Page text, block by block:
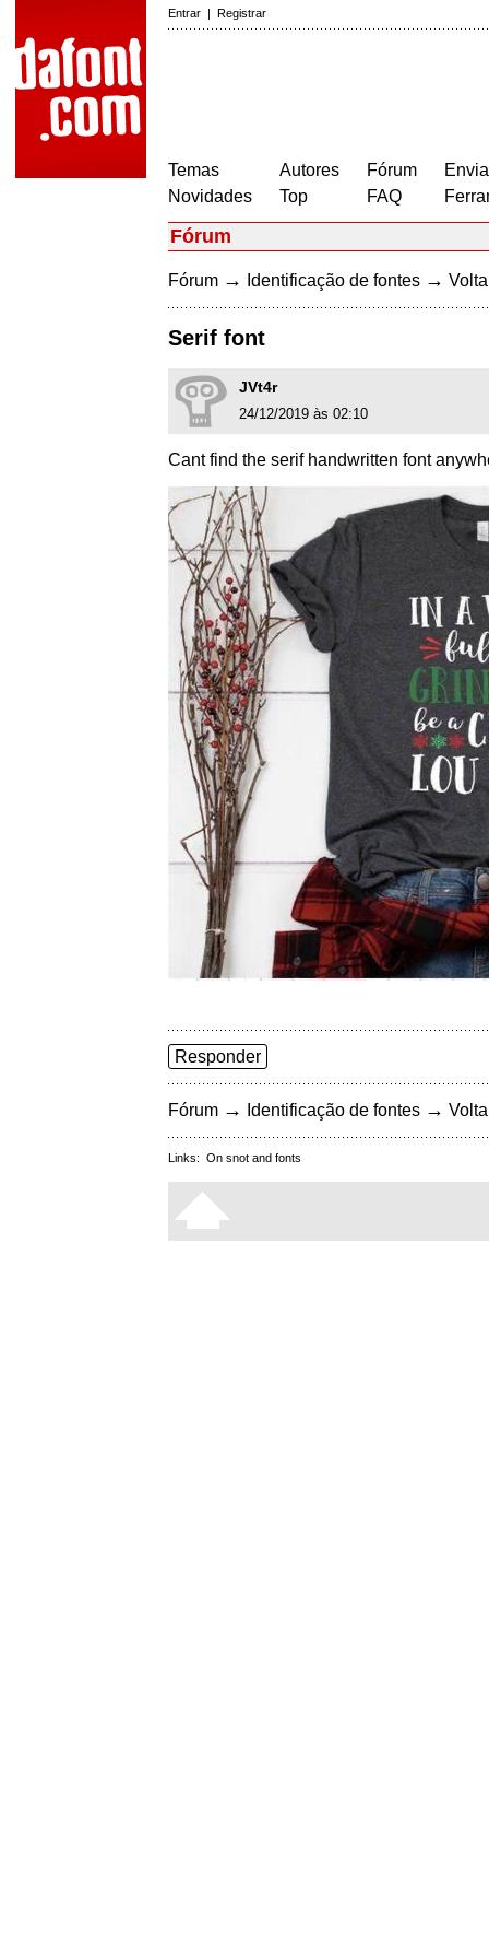
Entrar | Registrar
Temas
Novidades
Autores
Top
Fórum
FAQ
Fórum
Fórum → Identificação de fontes →
Serif font
JVt4r
24/12/2019 às 02:10
Cant find the serif handwritten font
Responder
Fórum → Identificação de fontes →
Links: On snot and fonts